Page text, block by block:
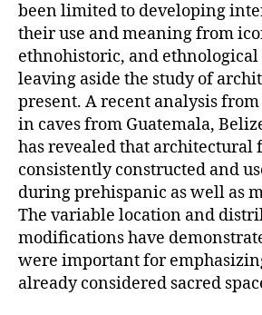
been limited to developing
their use and meaning from
ethnohistoric, and
leaving aside the study of
present. A recent analysis
in caves from Guatemala,
has revealed that architectural
consistently constructed and
during prehispanic as well as
The variable location and
modifications have
were important for
already considered sacred